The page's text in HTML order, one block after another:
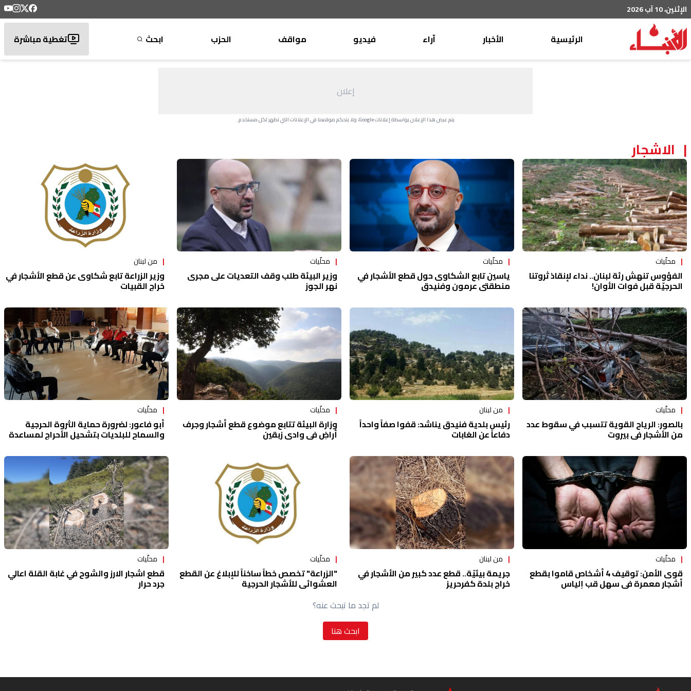
الإثنين، 10 آب 2026
الرئيسية
الأخبار
من لبنان
ثقافة ومجتمع
منوعات
آراء
منبر
صحافة
أجنبية
بريد
القرّاء
فيديو مواقف الحزب ابحث تغطية مباشرة
إعلان
يتم عرض هذا الإعلان بواسطة إعلانات Google، ولا يتحكم موقعنا في الإعلانات التي تظهر لكل مستخدم.
الاشجار
محلّيات
الفؤوس تنهش رئة لبنان.. نداء لإنقاذ ثروتنا
الحرجيّة قبل فوات الأوان!
محلّيات
ياسين تابع الشكاوى حول قطع الأشجار في
منطقتي عرمون وفنيدق
محلّيات
وزير البيئة طلب وقف التعديات على مجرى
نهر الجوز
من لبنان
وزير الزراعة تابع شكاوى عن قطع الأشجار في
خراج القبيات
محلّيات
بالصور: الرياح القوية تتسبب في سقوط عدد
من الأشجار في بيروت
من لبنان
رئيس بلدية فنيدق يناشد: قفوا صفاً واحداً
دفاعاً عن الغابات
محلّيات
وزارة البيئة تتابع موضوع قطع أشجار وجرف
أراضٍ في وادي زبقين
محلّيات
أبو فاعور: لضرورة حماية الثروة الحرجية
والسماح للبلديات بتشحيل الأحراج لمساعدة
العائلات المحتاجة باشراف وزارة الزراعة
محلّيات
قوى الأمن: توقيف 4 أشخاص قاموا بقطع
أشجار معمرة في سهل قب إلياس
من لبنان
جريمة بيئيّة.. قطع عدد كبير من الأشجار في
خراج بلدة كفرحريز
محلّيات
"الزراعة" تخصص خطاً ساخناً للإبلاغ عن القطع
العشوائي للأشجار الحرجية
محلّيات
قطع اشجار الارز والشوح في غابة القلة اعالي
جرد حرار
لم تجد ما تبحث عنه؟
ابحث هنا